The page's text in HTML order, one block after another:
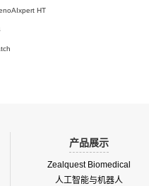
HT
产品展示
Zealquest Biomedical
人工智能与机器人